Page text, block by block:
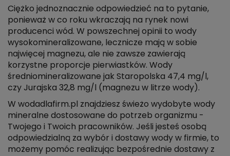
Ciężko jednoznacznie odpowiedzieć na to pytanie,
ponieważ w co roku wkraczają na rynek nowi
producenci wód. W powszechnej opinii to wody
wysokomineralizowane, lecznicze mają w sobie
najwięcej magnezu, ale nie zawsze zawierają
korzystne proporcje pierwiastków. Wody
średniomineralizowane jak Staropolska 47,4 mg/l,
czy Jurajska 32,8 mg/l (magnezu w litrze wody).
W wodadlafirm.pl znajdziesz świeżo wydobyte wody
mineralne dostosowane do potrzeb organizmu -
Twojego i Twoich pracowników. Jeśli jesteś osobą
odpowiedzialną za wybór i dostawy wody w firmie, to
możemy pomóc realizując bezpośrednie dostawy z